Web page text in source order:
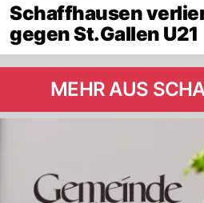
Schaffhausen
gegen St.Gallen U21
MEHR AUS